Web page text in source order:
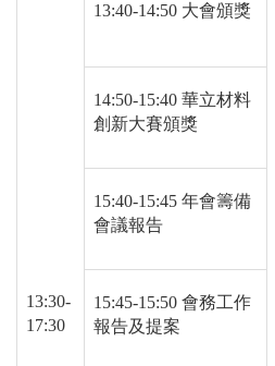
13:30-
17:30
13:40-14:50 大會頒獎
14:50-15:40 華立材料
創新大賽頒獎
15:40-15:45 年會籌備
會議報告
15:45-15:50 會務工作
報告及提案